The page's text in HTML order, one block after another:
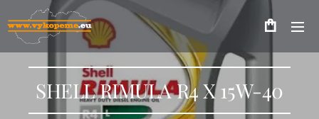
SHELL RIMULA R4 X 15W-40